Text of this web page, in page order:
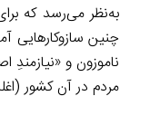
به‌نظر می‌رسد که
چنین سازوکارهایی
ناموزون و «نیازمندِ
مردم در آن کشور